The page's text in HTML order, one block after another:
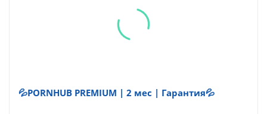
💦PORNHUB PREMIUM | 2 мес | Гарантия💦